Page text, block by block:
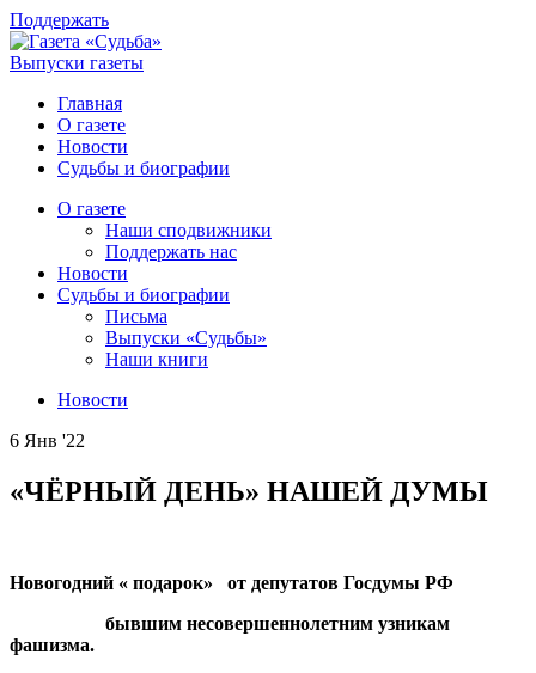
Поддержать
Выпуски газеты
Главная
О газете
Новости
Судьбы и биографии
О газете
Наши сподвижники
Поддержать нас
Новости
Судьбы и биографии
Письма
Выпуски «Судьбы»
Наши книги
Новости
6 Янв '22
«ЧЁРНЫЙ ДЕНЬ» НАШЕЙ ДУМЫ
Новогодний « подарок» от депутатов Госдумы РФ
бывшим несовершеннолетним узникам
фашизма.